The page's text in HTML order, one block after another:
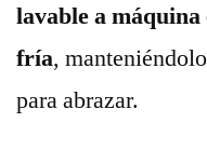
lavable a máquina
fría,
para abrazar.